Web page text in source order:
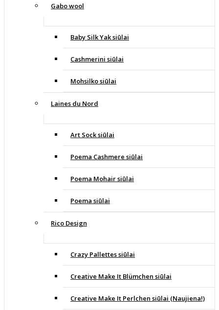
Gabo wool
Baby Silk Yak siūlai
Cashmerini siūlai
Mohsilko siūlai
Laines du Nord
Art Sock siūlai
Poema Cashmere siūlai
Poema Mohair siūlai
Poema siūlai
Rico Design
Crazy Pallettes siūlai
Creative Make It Blümchen siūlai
Creative Make It Perlchen siūlai (Naujiena!)